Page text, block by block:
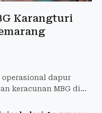
Karangturi
operasional dapur
keracunan MBG di